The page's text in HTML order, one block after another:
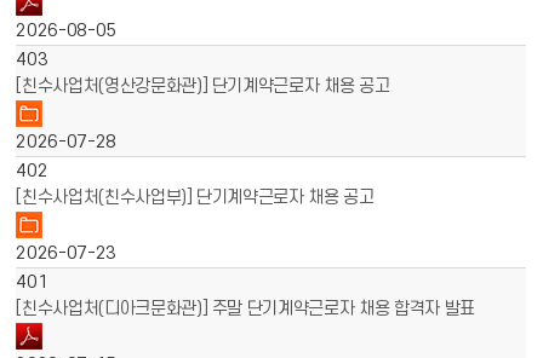
2026-08-05
403
[친수사업처(영산강문화관)] 단기계약근로자 채용 공고
2026-07-28
402
[친수사업처(친수사업부)] 단기계약근로자 채용 공고
2026-07-23
401
[친수사업처(디아크문화관)] 주말 단기계약근로자 채용 합격자 발표